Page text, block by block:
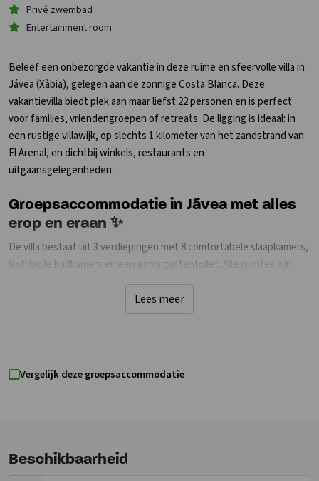
Privé zwembad
Entertainment room
Beleef een onbezorgde vakantie in deze ruime en sfeervolle villa in
Jávea (Xàbia), gelegen aan de zonnige Costa Blanca. Deze
vakantievilla biedt plek aan maar liefst 22 personen en is perfect
voor families, vriendengroepen of retreats. De ligging is ideaal: in
een rustige villawijk, op slechts 1 kilometer van het zandstrand van
El Arenal, en dichtbij winkels, restaurants en
uitgaansgelegenheden.
Groepsaccommodatie in Jávea met alles
erop en eraan ✨
De villa bestaat uit 3 verdiepingen met 8 comfortabele slaapkamers,
6 stijlvolle badkamers en een extra gastentoilet. Alle ruimtes zijn
met zorg ingericht en voorzien van alle moderne gemakken. Er zijn
meerdere zithoeken, een grote eetkamer, een volledig uitgeruste
keuken én verschillende terrassen, van knusse loungeplekken tot
ligbedden en zelfs een gazebo om in de schaduw te relaxen. Ook
binnen is er genoeg te doen: speel een potje biljart, tafelvoetbal of
zijn inbegrepen Je hoeft nergens meer aan te denken: bedlinnen,
Lees meer
Vergelijk deze groepsaccommodatie
Beschikbaarheid